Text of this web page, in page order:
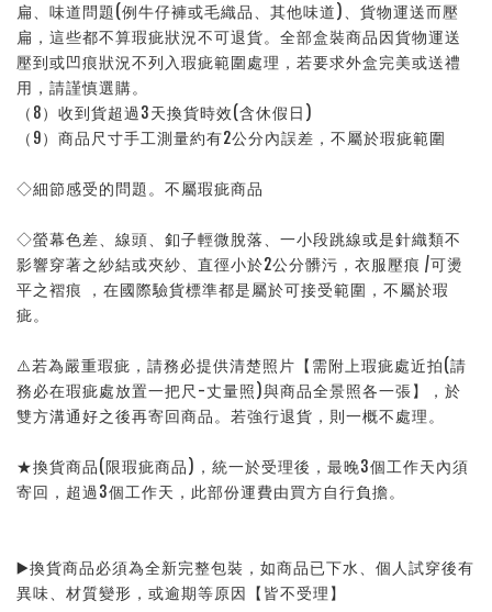
扁、味道問題(例牛仔褲或毛織品、其他味道)、貨物運送而壓
扁，這些都不算瑕疵狀況不可退貨。全部盒裝商品因貨物運送
壓到或凹痕狀況不列入瑕疵範圍處理，若要求外盒完美或送禮
用，請謹慎選購。
（8）收到貨超過3天換貨時效(含休假日)
（9）商品尺寸手工測量約有2公分內誤差，不屬於瑕疵範圍
◇細節感受的問題。不屬瑕疵商品
◇螢幕色差、線頭、釦子輕微脫落、一小段跳線或是針織類不
影響穿著之紗結或夾紗、直徑小於2公分髒污，衣服壓痕 /可燙
平之褶痕 ，在國際驗貨標準都是屬於可接受範圍，不屬於瑕
疵。
⚠️若為嚴重瑕疵，請務必提供清楚照片【需附上瑕疵處近拍(請
務必在瑕疵處放置一把尺-丈量照)與商品全景照各一張】，於
雙方溝通好之後再寄回商品。若強行退貨，則一概不處理。
★換貨商品(限瑕疵商品)，統一於受理後，最晚3個工作天內須
寄回，超過3個工作天，此部份運費由買方自行負擔。
▶️換貨商品必須為全新完整包裝，如商品已下水、個人試穿後有
異味、材質變形，或逾期等原因【皆不受理】